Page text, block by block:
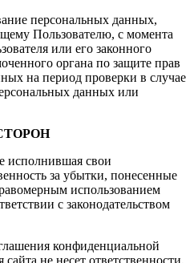
персональных данных,
Пользователю, с момента
или его законного
органа по защите прав
на период проверки в случае
данных или
исполнившая свои
за убытки, понесенные
использованием
с законодательством
конфиденциальной
не несет ответственности,